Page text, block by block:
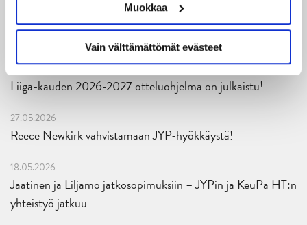
Muokkaa
Vain välttämättömät evästeet
25.06.2026
JYP ja Secto Rally Finland yhteistyöhön
02.06.2026
Liiga-kauden 2026-2027 otteluohjelma on julkaistu!
27.05.2026
Reece Newkirk vahvistamaan JYP-hyökkäystä!
18.05.2026
Jaatinen ja Liljamo jatkosopimuksiin – JYPin ja KeuPa HT:n
yhteistyö jatkuu